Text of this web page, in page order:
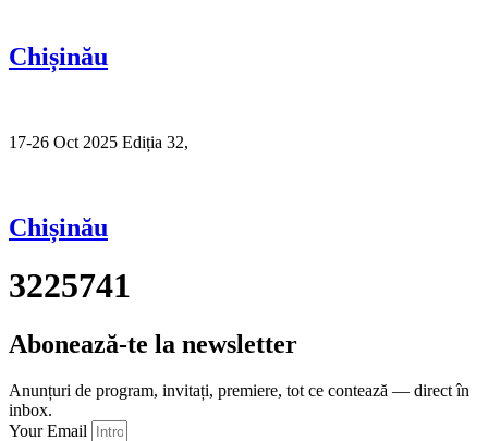
Chișinău
17-26 Oct 2025 Ediția 32,
Chișinău
3225741
Abonează-te la newsletter
Anunțuri de program, invitați, premiere, tot ce contează — direct în
inbox.
Your Email